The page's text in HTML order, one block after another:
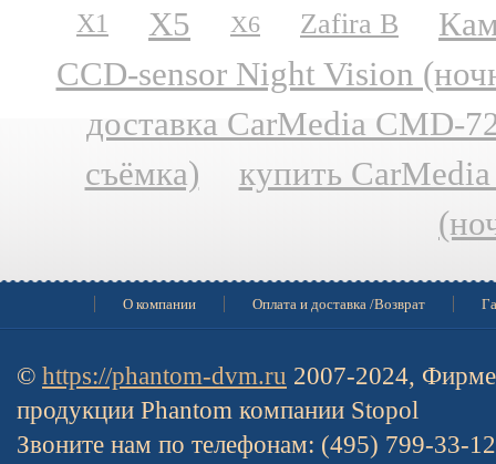
X1 X5 X6 Zafira B
CCD-sensor Night Vision
доставка CarMedia CMD-
съёмка)
купить
О компании Оплата и доставка /Возврат
© https://phantom-dvm.ru 2007-2024,
продукции Phantom компании Stopol
Звоните нам по телефонам: (495) 799-33-